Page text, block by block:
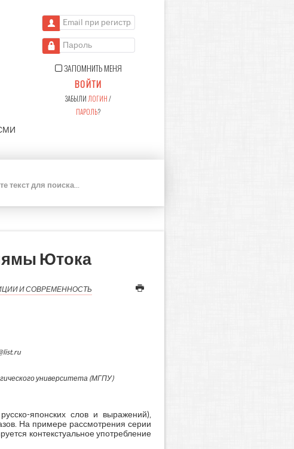
Email при регистрации
Пароль
ЗАПОМНИТЬ МЕНЯ
ВОЙТИ
ЗАБЫЛИ ЛОГИН/
ПАРОЛЬ?
К
Ютока
И СОВРЕМЕННОСТЬ
университета (МГПУ)
японских слов и выражений),
На примере рассмотрения серии
контекстуальное употребление